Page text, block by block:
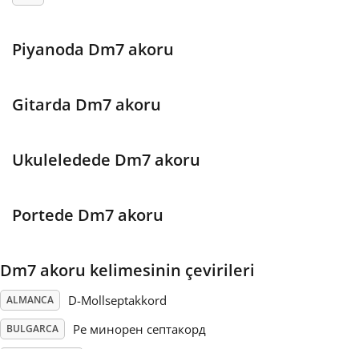
한국어
हिन्दी
Italiano
日本語
Português
Piyanoda Dm7 akoru
Gitarda Dm7 akoru
Ukuleledede Dm7 akoru
Portede Dm7 akoru
Dm7 akoru kelimesinin çevirileri
ALMANCA D-Mollseptakkord
BULGARCA Ре минорен септакорд